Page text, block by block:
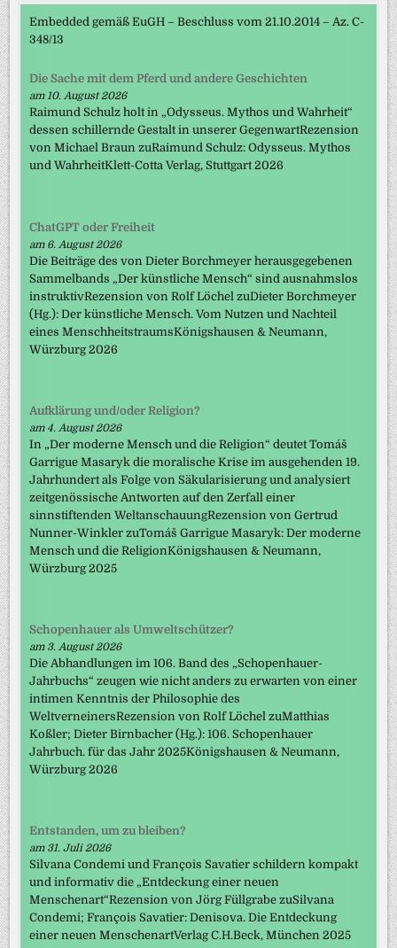
Embedded gemäß EuGH – Beschluss vom 21.10.2014 – Az. C-
348/13
Die Sache mit dem Pferd und andere Geschichten
am 10. August 2026
Raimund Schulz holt in „Odysseus. Mythos und Wahrheit“
dessen schillernde Gestalt in unserer GegenwartRezension
von Michael Braun zuRaimund Schulz: Odysseus. Mythos
und WahrheitKlett-Cotta Verlag, Stuttgart 2026
ChatGPT oder Freiheit
am 6. August 2026
Die Beiträge des von Dieter Borchmeyer herausgegebenen
Sammelbands „Der künstliche Mensch“ sind ausnahmslos
instruktivRezension von Rolf Löchel zuDieter Borchmeyer
(Hg.): Der künstliche Mensch. Vom Nutzen und Nachteil
eines MenschheitstraumsKönigshausen & Neumann,
Würzburg 2026
Aufklärung und/oder Religion?
am 4. August 2026
In „Der moderne Mensch und die Religion“ deutet Tomáš
Garrigue Masaryk die moralische Krise im ausgehenden 19.
Jahrhundert als Folge von Säkularisierung und analysiert
zeitgenössische Antworten auf den Zerfall einer
sinnstiftenden WeltanschauungRezension von Gertrud
Nunner-Winkler zuTomáš Garrigue Masaryk: Der moderne
Mensch und die ReligionKönigshausen & Neumann,
Würzburg 2025
Schopenhauer als Umweltschützer?
am 3. August 2026
Die Abhandlungen im 106. Band des „Schopenhauer-
Jahrbuchs“ zeugen wie nicht anders zu erwarten von einer
intimen Kenntnis der Philosophie des
WeltverneinersRezension von Rolf Löchel zuMatthias
Koßler; Dieter Birnbacher (Hg.): 106. Schopenhauer
Jahrbuch. für das Jahr 2025Königshausen & Neumann,
Würzburg 2026
Entstanden, um zu bleiben?
am 31. Juli 2026
Silvana Condemi und François Savatier schildern kompakt
und informativ die „Entdeckung einer neuen
Menschenart“Rezension von Jörg Füllgrabe zuSilvana
Condemi; François Savatier: Denisova. Die Entdeckung
einer neuen MenschenartVerlag C.H.Beck, München 2025